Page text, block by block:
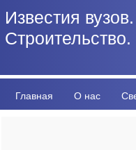
Известия
Главная О нас